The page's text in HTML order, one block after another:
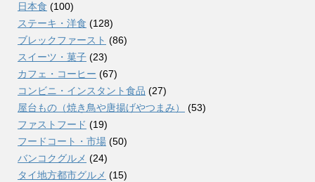
日本食 (100)
ステーキ・洋食 (128)
ブレックファースト (86)
スイーツ・菓子 (23)
カフェ・コーヒー (67)
コンビニ・インスタント食品 (27)
屋台もの（焼き鳥や唐揚げやつまみ）
(53)
ファストフード (19)
フードコート・市場 (50)
バンコクグルメ (24)
タイ地方都市グルメ (15)